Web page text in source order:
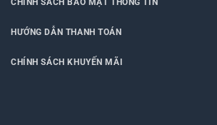
CHÍNH SÁCH BẢO MẬT THÔNG TIN
HƯỚNG DẪN THANH TOÁN
CHÍNH SÁCH KHUYẾN MÃI